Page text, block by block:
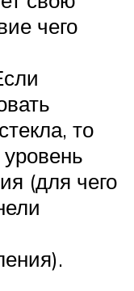
чего
то
(для чего